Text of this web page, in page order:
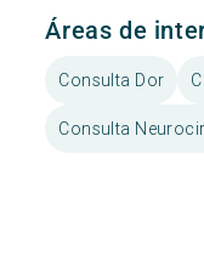
Áreas de
Consulta Dor
Consulta